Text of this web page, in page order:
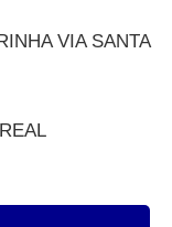
VIA SANTA